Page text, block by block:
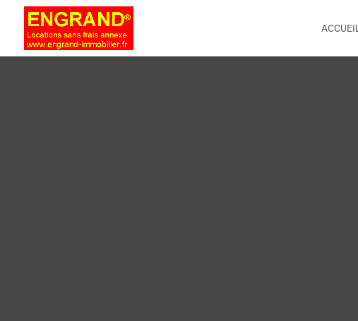
ACCUEIL